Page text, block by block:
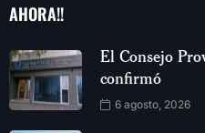
AHORA!!
El Consejo
confirmó
6 agosto, 2026